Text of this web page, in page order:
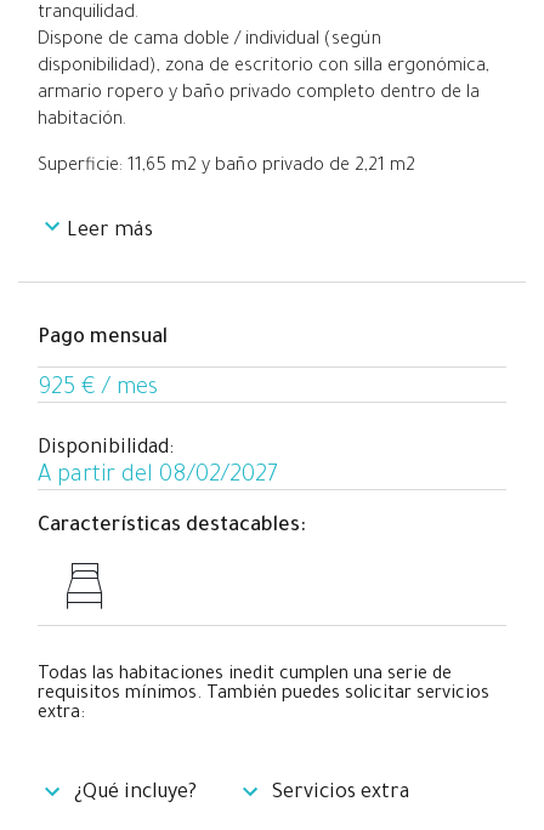
tranquilidad.
Dispone de cama doble / individual (según
disponibilidad), zona de escritorio con silla ergonómica,
armario ropero y baño privado completo dentro de la
habitación.
Superficie: 11,65 m2 y baño privado de 2,21 m2
Climatización: Aire acondicionado y calefacción
Ventanas: Exterior con vistas al jardín
Todo está pensado para que tengas tu espacio personal
con la privacidad y confort necesarios para estudiar,
trabajar o descansar
Leer más
Pago mensual
925 € / mes
Disponibilidad:
A partir del 08/02/2027
Características destacables:
Todas las habitaciones inedit cumplen una serie de
requisitos mínimos. También puedes solicitar servicios
extra:
¿Qué incluye? Servicios extra